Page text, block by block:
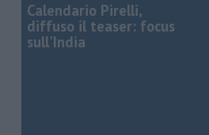
Calendario Pirelli,
diffuso il teaser: focus
sull'India